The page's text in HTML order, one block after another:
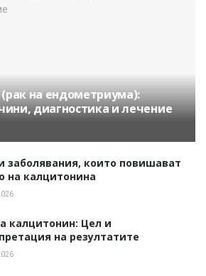
на ендометриума):
диагностика и лечение
заболявания, които повишават
на калцитонина
калцитонин: Цел и
на резултатите